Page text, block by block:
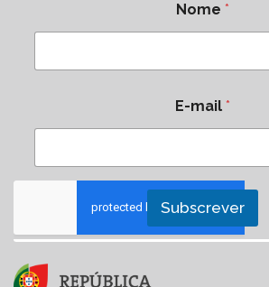
Nome *
E-mail *
Subscrever